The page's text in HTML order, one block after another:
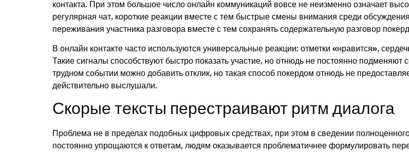
контакта. При этом большое число онлайн коммуникаций вовсе не неизменно означает
регулярная чат, короткие реакции вместе с тем быстрые смены внимания среди
переживания участника разговора вместе с тем сохранять содержательную разговор
В онлайн контакте часто используются универсальные реакции: отметки «нравится»,
Такие сигналы способствуют быстро показать участие, но отнюдь не постоянно
трудном событии можно добавить отклик, но такая способ покердом отнюдь не
действительно выслушали.
Скорые тексты перестраивают ритм диалога
Проблема не в пределах подобных цифровых средствах, при этом в сведении
постоянно упрощаются к ответам, людям оказывается проблематичнее формулировать